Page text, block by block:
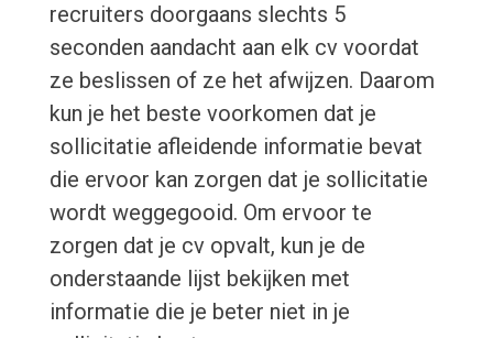
recruiters doorgaans slechts 5
seconden aandacht aan elk cv voordat
ze beslissen of ze het afwijzen. Daarom
kun je het beste voorkomen dat je
sollicitatie afleidende informatie bevat
die ervoor kan zorgen dat je sollicitatie
wordt weggegooid. Om ervoor te
zorgen dat je cv opvalt, kun je de
onderstaande lijst bekijken met
informatie die je beter niet in je